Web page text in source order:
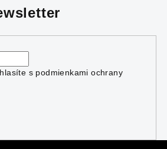
á
d
a
e
y
s podmienkami ochrany